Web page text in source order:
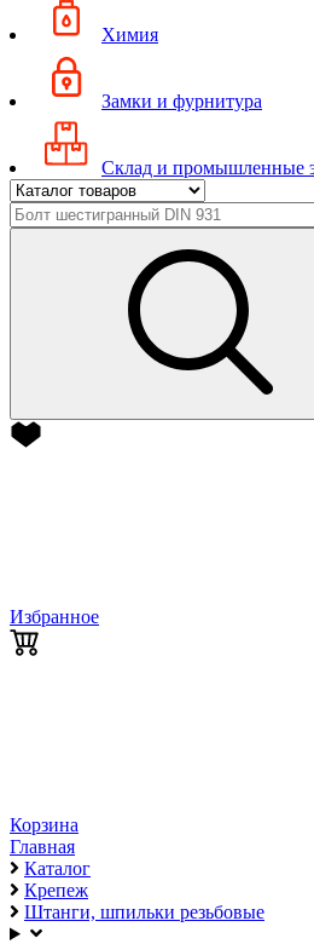
Химия
Замки и фурнитура
Склад и промышленные
Избранное
Корзина
Главная
Каталог
Крепеж
Штанги, шпильки резьбовые